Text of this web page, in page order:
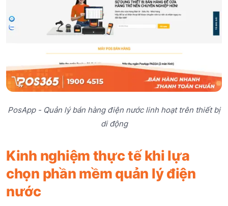
PosApp - Quản lý bán hàng điện nước linh hoạt trên thiết bị
di động
Kinh nghiệm thực tế khi lựa
chọn phần mềm quản lý điện
nước